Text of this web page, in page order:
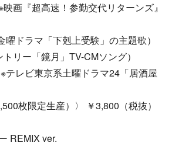
画『超高速！参勤交代リターンズ』
ドラマ「下剋上受験」の主題歌）
リー「鏡月」TV-CMソング）
テレビ東京系土曜ドラマ24「居酒屋
枚限定生産）〉 ￥3,800（税抜）
REMIX ver.